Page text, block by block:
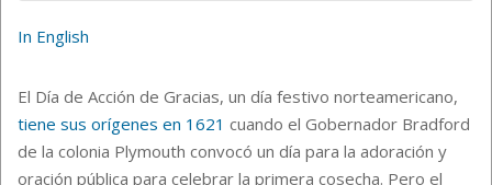
In English
El Día de Acción de Gracias, un día festivo norteamericano,
tiene sus orígenes en 1621 cuando el Gobernador Bradford
de la colonia Plymouth convocó un día para la adoración y
oración pública para celebrar la primera cosecha. Pero el